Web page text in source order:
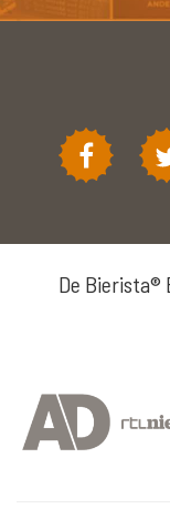
De Bierista®